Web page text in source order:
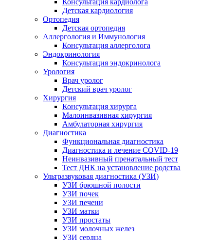
Детская кардиология
Ортопедия
Детская ортопедия
Аллергология и Иммунология
Консультация аллерголога
Эндокринология
Консультация эндокринолога
Урология
Врач уролог
Детский врач уролог
Хирургия
Консультация хирурга
Малоинвазивная хирургия
Амбулаторная хирургия
Диагностика
Функциональная диагностика
Диагностика и лечение COVID-19
Неинвазивный пренатальный тест
Тест ДНК на установление родства
Ультразвуковая диагностика (УЗИ)
УЗИ брюшной полости
УЗИ почек
УЗИ печени
УЗИ матки
УЗИ простаты
УЗИ молочных желез
УЗИ сердца